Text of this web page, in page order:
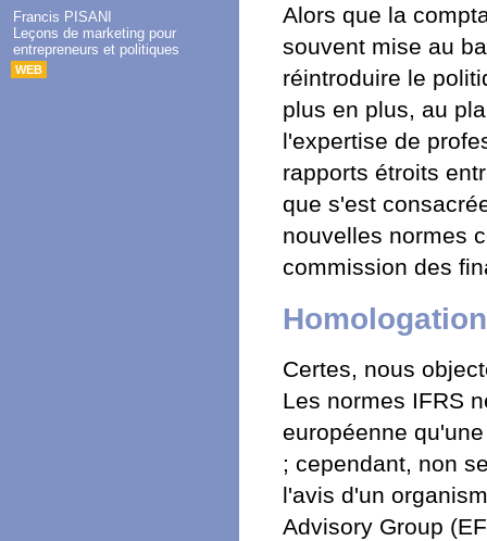
Francis PISANI
Leçons de marketing pour
entrepreneurs et politiques
WEB
Alors que la
souvent mise au
réintroduire le
plus en plus, au
l'expertise de
rapports étroits
que s'est
nouvelles normes
commission des
Certes, nous
Les normes IFRS
européenne
; cependant, non
l'avis d'un
Advisory Group